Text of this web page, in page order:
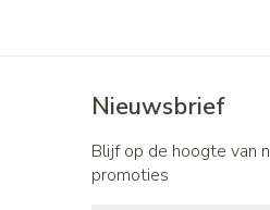
Nieuwsbrief
Blijf op de hoogte van
promoties